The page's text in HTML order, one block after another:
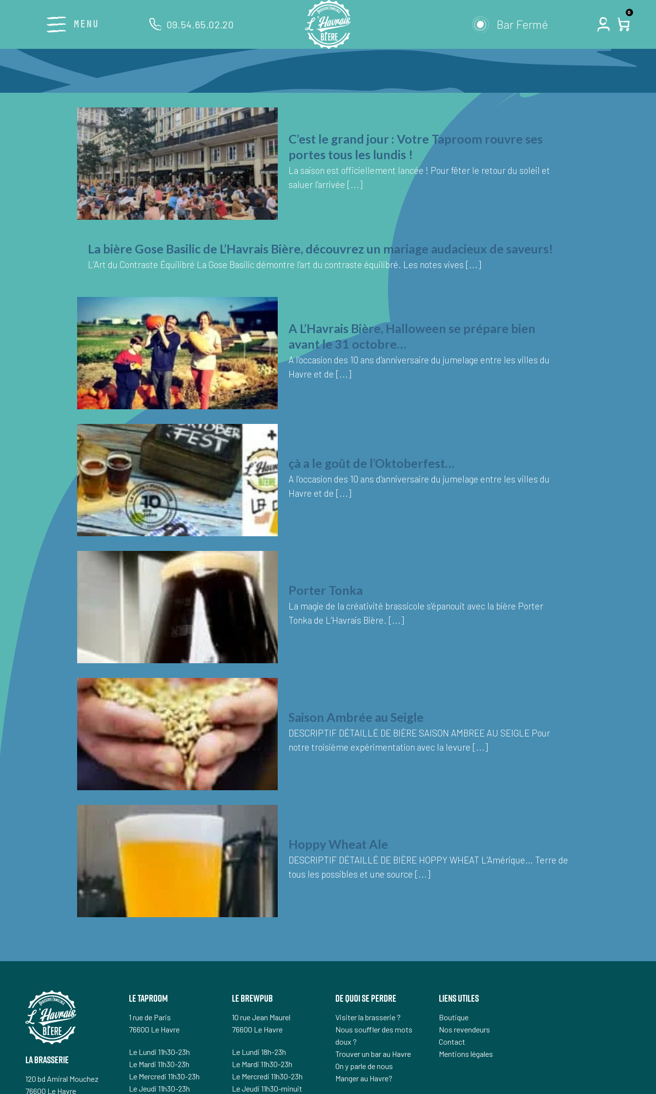
MENU 09.54.65.02.20 Bar Fermé
0
C’est le grand jour : Votre Taproom rouvre ses
portes tous les lundis !
La saison est officiellement lancée ! Pour fêter le retour du soleil et
saluer l’arrivée [...]
La bière Gose Basilic de L’Havrais Bière, découvrez un mariage audacieux de saveurs!
L’Art du Contraste Équilibré La Gose Basilic démontre l’art du contraste équilibré. Les notes vives [...]
A L’Havrais Bière, Halloween se prépare bien
avant le 31 octobre…
A l’occasion des 10 ans d’anniversaire du jumelage entre les villes du
Havre et de [...]
çà a le goût de l’Oktoberfest…
A l’occasion des 10 ans d’anniversaire du jumelage entre les villes du
Havre et de [...]
Porter Tonka
La magie de la créativité brassicole s’épanouit avec la bière Porter
Tonka de L’Havrais Bière. [...]
Saison Ambrée au Seigle
DESCRIPTIF DÉTAILLÉ DE BIÈRE SAISON AMBREE AU SEIGLE Pour
notre troisième expérimentation avec la levure [...]
Hoppy Wheat Ale
DESCRIPTIF DÉTAILLÉ DE BIÈRE HOPPY WHEAT L’Amérique… Terre de
tous les possibles et une source [...]
la brasserie
120 bd Amiral Mouchez
76600 Le Havre
Le taproom
1 rue de Paris
76600 Le Havre
Le Lundi 11h30-23h
Le Mardi 11h30-23h
Le Mercredi 11h30-23h
Le Jeudi 11h30-23h
Le Brewpub
10 rue Jean Maurel
76600 Le Havre
Le Lundi 18h-23h
Le Mardi 11h30-23h
Le Mercredi 11h30-23h
Le Jeudi 11h30-minuit
De quoi se perdre
Visiter la brasserie ?
Nous souffler des mots
doux ?
Trouver un bar au Havre
On y parle de nous
Manger au Havre?
liens utiles
Boutique
Nos revendeurs
Contact
Mentions légales